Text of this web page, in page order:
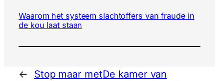
Waarom het systeem slachtoffers van fraude in
de kou laat staan
←
Stop maar metDe kamer van